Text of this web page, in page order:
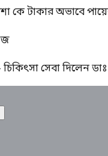
কে টাকার অভাবে
সেবা দিলেন